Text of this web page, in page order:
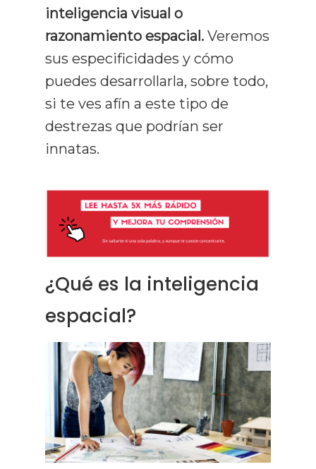
inteligencia visual o
razonamiento espacial. Veremos
sus especificidades y cómo
puedes desarrollarla, sobre todo,
si te ves afín a este tipo de
destrezas que podrían ser
innatas.
¿Qué es la inteligencia
espacial?